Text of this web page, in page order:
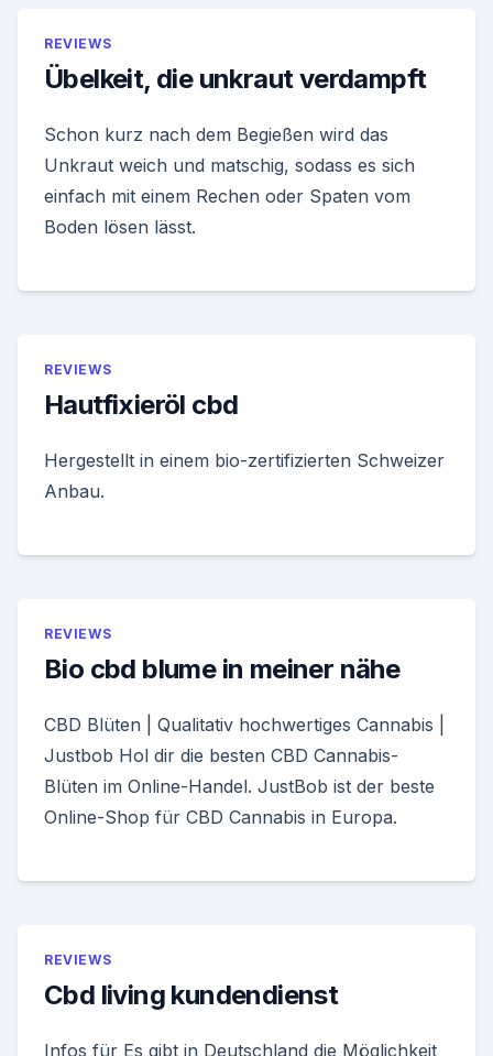
REVIEWS
Übelkeit, die unkraut verdampft
Schon kurz nach dem Begießen wird das
Unkraut weich und matschig, sodass es sich
einfach mit einem Rechen oder Spaten vom
Boden lösen lässt.
REVIEWS
Hautfixieröl cbd
Hergestellt in einem bio-zertifizierten Schweizer
Anbau.
REVIEWS
Bio cbd blume in meiner nähe
CBD Blüten | Qualitativ hochwertiges Cannabis |
Justbob Hol dir die besten CBD Cannabis-
Blüten im Online-Handel. JustBob ist der beste
Online-Shop für CBD Cannabis in Europa.
REVIEWS
Cbd living kundendienst
Infos für Es gibt in Deutschland die Möglichkeit